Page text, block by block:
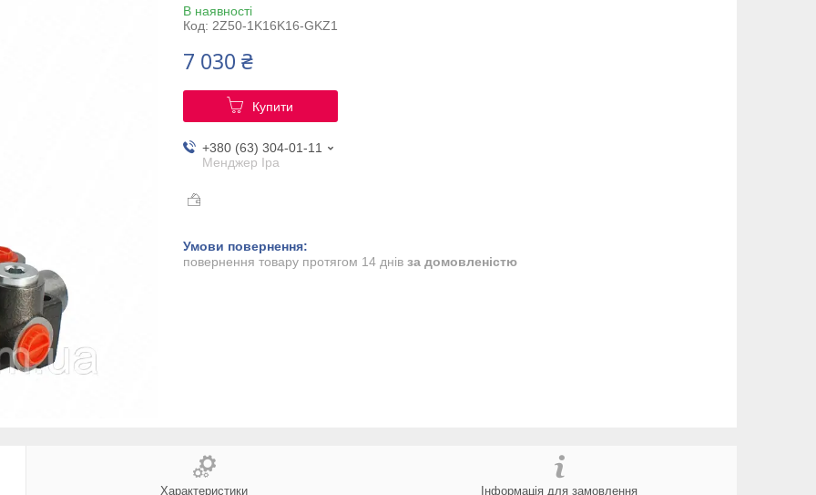
В наявності
Код: 2Z50-1K16K16-GKZ1
7 030 ₴
Купити
+380 (63) 304-01-11
Менджер Іра
повернення товару протягом 14 днів за домовленістю
Характеристики Інформація для замовлення